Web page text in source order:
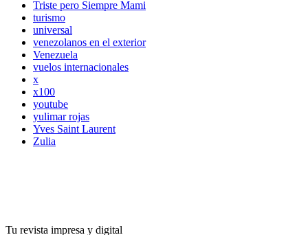
Triste pero Siempre Mami
turismo
universal
venezolanos en el exterior
Venezuela
vuelos internacionales
x
x100
youtube
yulimar rojas
Yves Saint Laurent
Zulia
Tu revista impresa y digital